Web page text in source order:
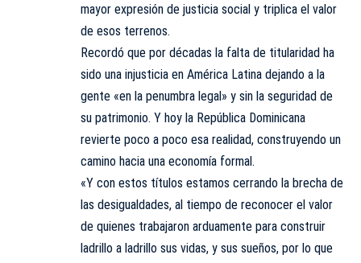
mayor expresión de justicia social y triplica el valor
de esos terrenos.
Recordó que por décadas la falta de titularidad ha
sido una injusticia en América Latina dejando a la
gente «en la penumbra legal» y sin la seguridad de
su patrimonio. Y hoy la República Dominicana
revierte poco a poco esa realidad, construyendo un
camino hacia una economía formal.
«Y con estos títulos estamos cerrando la brecha de
las desigualdades, al tiempo de reconocer el valor
de quienes trabajaron arduamente para construir
ladrillo a ladrillo sus vidas, y sus sueños, por lo que